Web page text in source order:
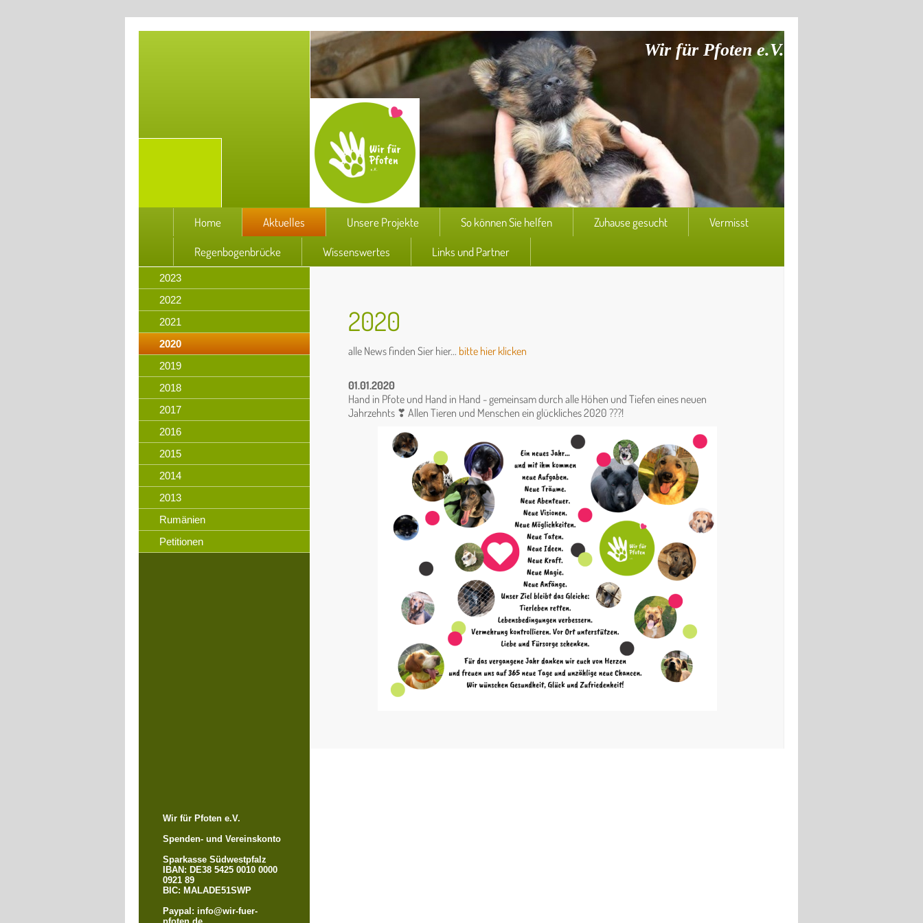
Wir für Pfoten e.V.
Home Aktuelles Unsere Projekte So können Sie helfen Zuhause gesucht Vermisst
Regenbogenbrücke Wissenswertes Links und Partner
2023
2022
2021
2020
2019
2018
2017
2016
2015
2014
2013
Rumänien
Petitionen
Wir für Pfoten e.V.
Spenden- und Vereinskonto
Sparkasse Südwestpfalz
IBAN: DE38 5425 0010 0000
0921 89
BIC: MALADE51SWP
Paypal: info@wir-fuer-
2020
alle News finden Sier hier... bitte hier klicken
01.01.2020
Hand in Pfote und Hand in Hand - gemeinsam durch alle Höhen und Tiefen eines neuen
Jahrzehnts ❣ Allen Tieren und Menschen ein glückliches 2020 ???!